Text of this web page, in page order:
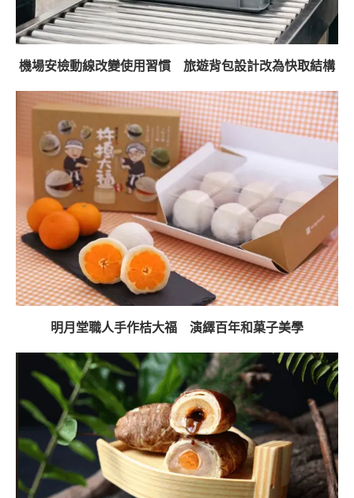
機場安檢動線改變使用習慣 旅遊背包設計改為快取結構
明月堂職人手作桔大福 演繹百年和菓子美學